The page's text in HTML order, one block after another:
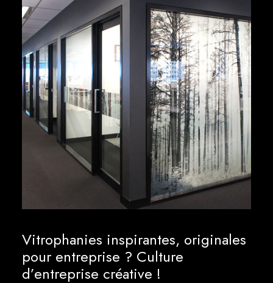
Vitrophanies inspirantes, originales
pour entreprise ? Culture
d’entreprise créative !